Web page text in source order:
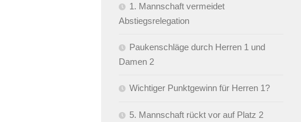
1. Mannschaft vermeidet
Abstiegsrelegation
Paukenschläge durch Herren 1 und
Damen 2
Wichtiger Punktgewinn für Herren 1?
5. Mannschaft rückt vor auf Platz 2